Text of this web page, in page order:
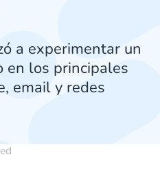
a experimentar un
en los principales
email y redes